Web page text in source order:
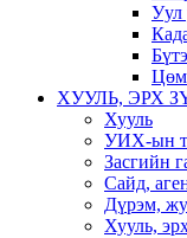
Уул
ХУУЛЬ, ЭРХ
Хууль
УИХ-ын
Засгийн
Сайд,
Дүрэм,
Хууль,